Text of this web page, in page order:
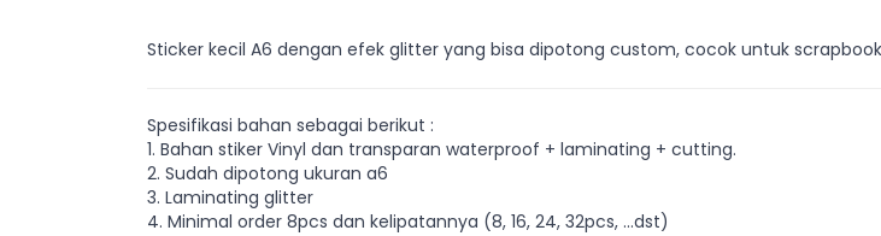
Sticker kecil A6 dengan efek glitter yang bisa dipotong custom, cocok untuk
Spesifikasi bahan sebagai berikut :
1. Bahan stiker Vinyl dan transparan waterproof + laminating + cutting.
2. Sudah dipotong ukuran a6
3. Laminating glitter
4. Minimal order 8pcs dan kelipatannya (8, 16, 24, 32pcs, ...dst)